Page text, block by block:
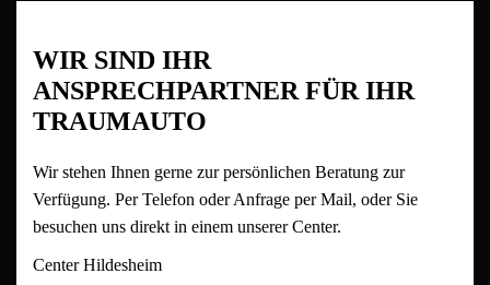
WIR SIND IHR
ANSPRECHPARTNER FÜR IHR
TRAUMAUTO
Wir stehen Ihnen gerne zur persönlichen Beratung zur
Verfügung. Per Telefon oder Anfrage per Mail, oder Sie
besuchen uns direkt in einem unserer Center.
Center Hildesheim